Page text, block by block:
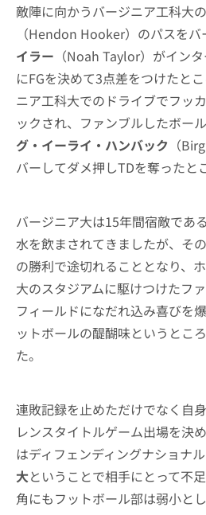
敵陣に向かうバージニア工科大
（Hendon Hooker）のパスを
イラー （Noah Taylor）がイン
にFGを決めて3点差をつけたと
ニア工科大でのドライブでフッ
ックされ、ファンブルしたボー
グ・イーライ・ハンバック （
バーしてダメ押しTDを奪ったと
バージニア大は15年間宿敵であ
水を飲まされてきましたが、そ
の勝利で途切れることとなり、
大のスタジアムに駆けつけたフ
フィールドになだれ込み喜びを
ットボールの醍醐味というとこ
た。
連敗記録を止めただけでなく自
レンスタイトルゲーム出場を決
はディフェンディングナショナ
大ということで相手にとって不
角にもフットボール部は弱小と